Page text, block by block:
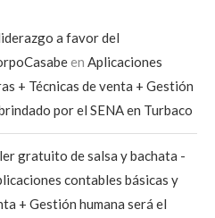
a favor del
en Aplicaciones
+ Técnicas de venta + Gestión
por el SENA en Turbaco
gratuito de salsa y bachata -
contables básicas y
+ Gestión humana será el